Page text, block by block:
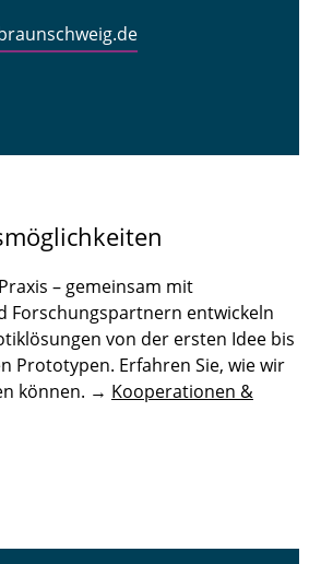
– gemeinsam mit
Forschungspartnern entwickeln
von der ersten Idee bis
Prototypen. Erfahren Sie, wie wir
können. → Kooperationen &